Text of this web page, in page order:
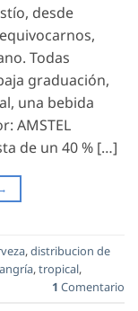
desde
Todas
graduación,
una bebida
AMSTEL
de un 40 % […]
,distribucion de
,tropical,
1 Comentario